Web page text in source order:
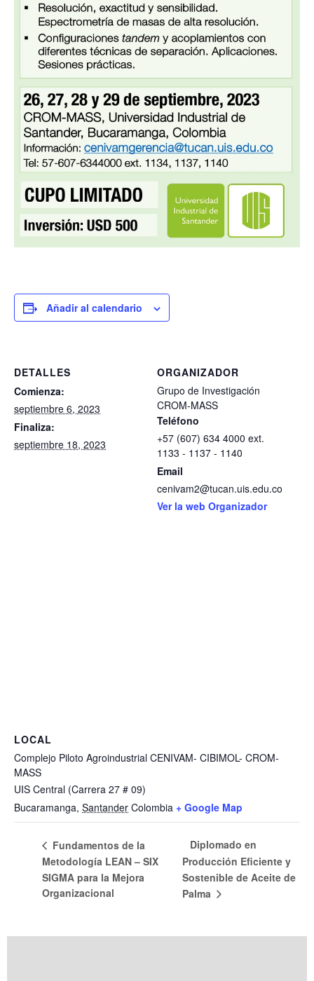
Añadir al calendario
DETALLES
Comienza:
septiembre 6, 2023
Finaliza:
septiembre 18, 2023
ORGANIZADOR
Grupo de Investigación
CROM-MASS
Teléfono
+57 (607) 634 4000 ext.
1133 - 1137 - 1140
Email
cenivam2@tucan.uis.edu.co
Ver la web Organizador
LOCAL
Complejo Piloto Agroindustrial CENIVAM- CIBIMOL- CROM-
MASS
UIS Central (Carrera 27 # 09)
Bucaramanga, Santander Colombia + Google Map
Fundamentos de la
Metodología LEAN – SIX
SIGMA para la Mejora
Organizacional
Diplomado en
Producción Eficiente y
Sostenible de Aceite de
Palma